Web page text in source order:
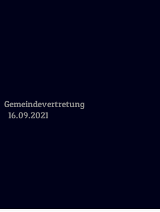
Gemeindevertretung
16.09.2021